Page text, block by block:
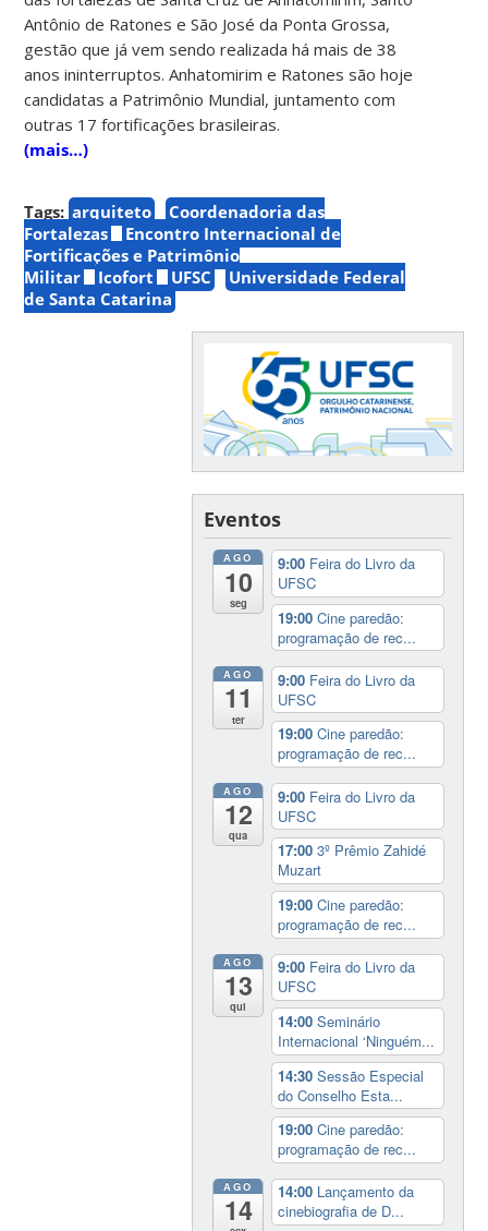
Antônio de Ratones e São José da Ponta Grossa,
gestão que já vem sendo realizada há mais de 38
anos ininterruptos. Anhatomirim e Ratones são hoje
candidatas a Patrimônio Mundial, juntamento com
outras 17 fortificações brasileiras.
(mais…)
Tags: arquiteto
Coordenadoria das
Fortalezas
Encontro Internacional de
Fortificações e Patrimônio
Militar
Icofort UFSC
Universidade Federal
de Santa Catarina
Eventos
AGO
10
seg
9:00 Feira do Livro da
UFSC
19:00Cine paredão:
programação de rec...
AGO
11
ter
9:00 Feira do Livro da
UFSC
19:00Cine paredão:
programação de rec...
AGO
12
qua
9:00 Feira do Livro da
UFSC
17:003º Prêmio Zahidé
Muzart
19:00Cine paredão:
programação de rec...
AGO
13
qui
9:00 Feira do Livro da
UFSC
14:00Seminário
Internacional ‘Ninguém...
14:30Sessão Especial
do Conselho Esta...
19:00Cine paredão:
programação de rec...
AGO
14
14:00 Lançamento da
cinebiografia de D...